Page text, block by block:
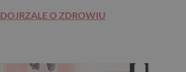
DOJRZALE O ZDROWIU